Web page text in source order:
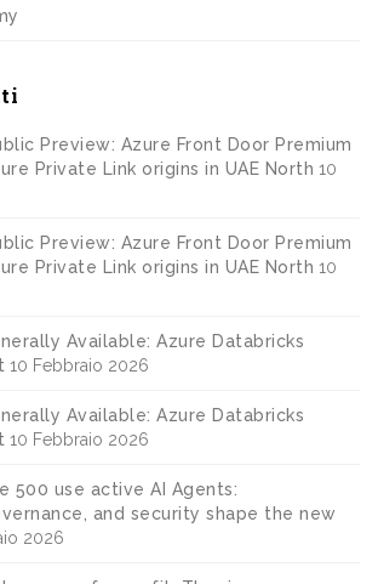
Preview: Azure Front Door Premium
Private Link origins in UAE North 10
Preview: Azure Front Door Premium
Private Link origins in UAE North 10
Available: Azure Databricks
10 Febbraio 2026
Available: Azure Databricks
10 Febbraio 2026
500 use active AI Agents:
and security shape the new
2026